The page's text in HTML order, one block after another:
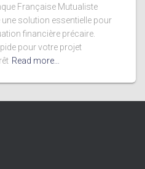
Française Mutualiste
solution essentielle pour
financière précaire.
pour votre projet
Read more…